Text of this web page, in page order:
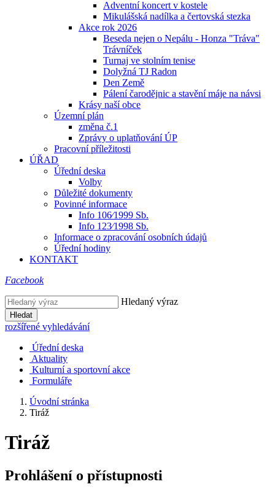
Adventní koncert v kostele
Mikulášská nadílka a čertovská stezka
Akce rok 2026
Beseda nejen o Nepálu - Honza "Tráva"
Trávníček
Turnaj ve stolním tenise
Dolyžná TJ Radon
Den Země
Pálení čarodějnic a stavění máje na návsi
Krásy naší obce
Územní plán
změna č.1
Zprávy o uplatňování ÚP
Pracovní příležitosti
ÚŘAD
Úřední deska
Volby
Důležité dokumenty
Povinné informace
Info 106⁄1999 Sb.
Info 123⁄1998 Sb.
Informace o zpracování osobních údajů
Úřední hodiny
KONTAKT
Facebook
Hledaný výraz
Hledat
rozšířené vyhledávání
Úřední deska
Aktuality
Kulturní a sportovní akce
Formuláře
Úvodní stránka
Tiráž
Tiráž
Prohlášení o přístupnosti